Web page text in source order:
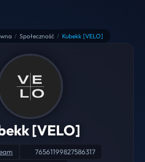
/ Społeczność / Kubekk [VELO]
[VELO]
76561199827586317